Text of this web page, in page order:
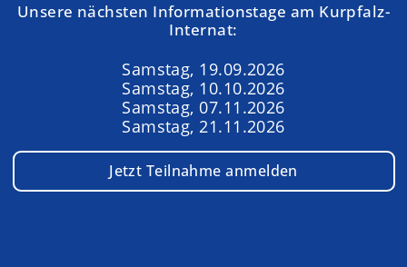
Unsere nächsten Informationstage am Kurpfalz-
Internat:
Samstag, 19.09.2026
Samstag, 10.10.2026
Samstag, 07.11.2026
Samstag, 21.11.2026
Jetzt Teilnahme anmelden